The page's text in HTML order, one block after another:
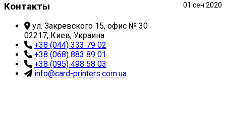
01 сен 2020
Контакты
ул. Закревского 15, офис № 30
02217, Киев, Украина
+38 (044) 333 79 02
+38 (068) 883 89 01
+38 (095) 498 58 03
info@card-printers.com.ua